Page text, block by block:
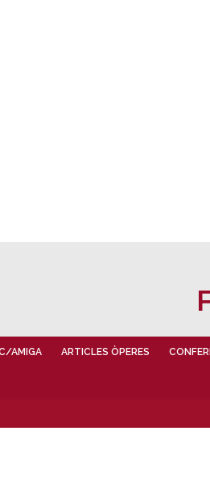
AMIGA ARTICLES ÒPERES